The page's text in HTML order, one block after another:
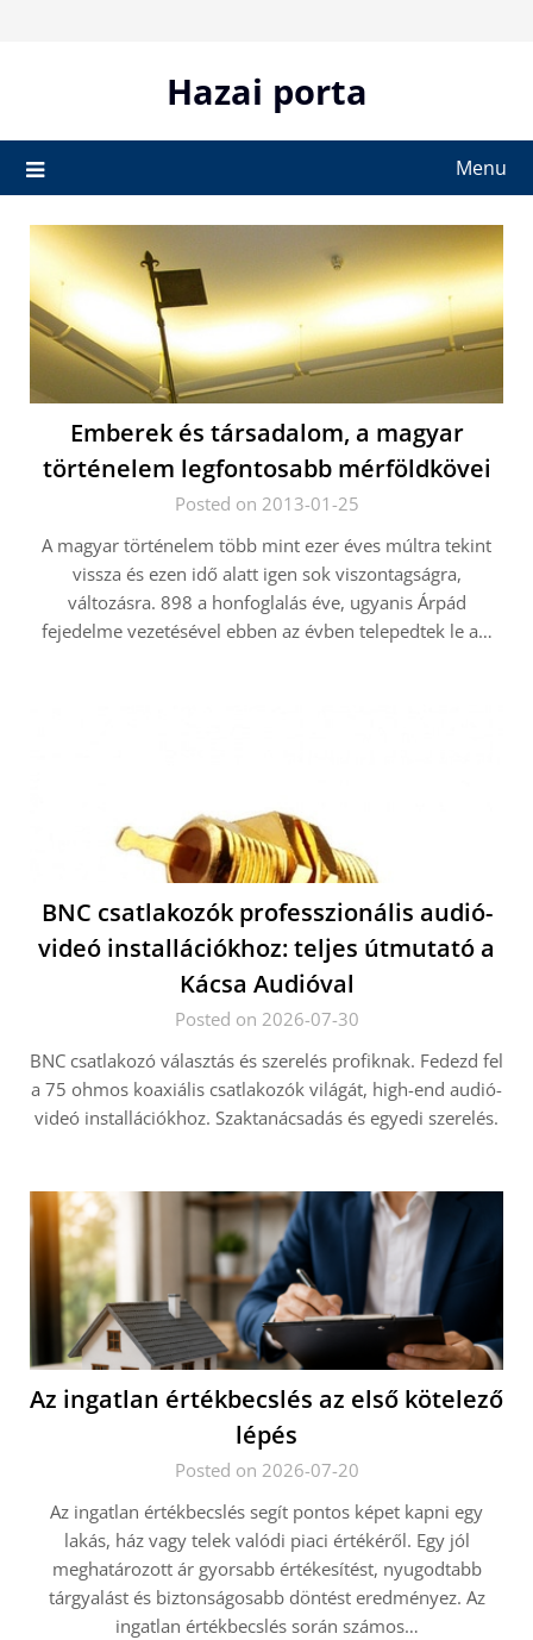
Hazai porta
Menu
Emberek és társadalom, a magyar
történelem legfontosabb mérföldkövei
Posted on 2013-01-25
A magyar történelem több mint ezer éves múltra tekint
vissza és ezen idő alatt igen sok viszontagságra,
változásra. 898 a honfoglalás éve, ugyanis Árpád
fejedelme vezetésével ebben az évben telepedtek le a…
BNC csatlakozók professzionális audió-
videó installációkhoz: teljes útmutató a
Kácsa Audióval
Posted on 2026-07-30
BNC csatlakozó választás és szerelés profiknak. Fedezd fel
a 75 ohmos koaxiális csatlakozók világát, high-end audió-
videó installációkhoz. Szaktanácsadás és egyedi szerelés.
Az ingatlan értékbecslés az első kötelező
lépés
Posted on 2026-07-20
Az ingatlan értékbecslés segít pontos képet kapni egy
lakás, ház vagy telek valódi piaci értékéről. Egy jól
meghatározott ár gyorsabb értékesítést, nyugodtabb
tárgyalást és biztonságosabb döntést eredményez. Az
ingatlan értékbecslés során számos…